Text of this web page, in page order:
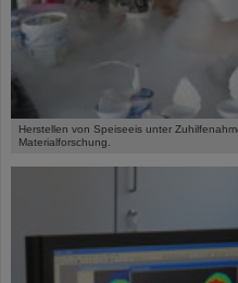
Herstellen von Speiseeis unter
Materialforschung.